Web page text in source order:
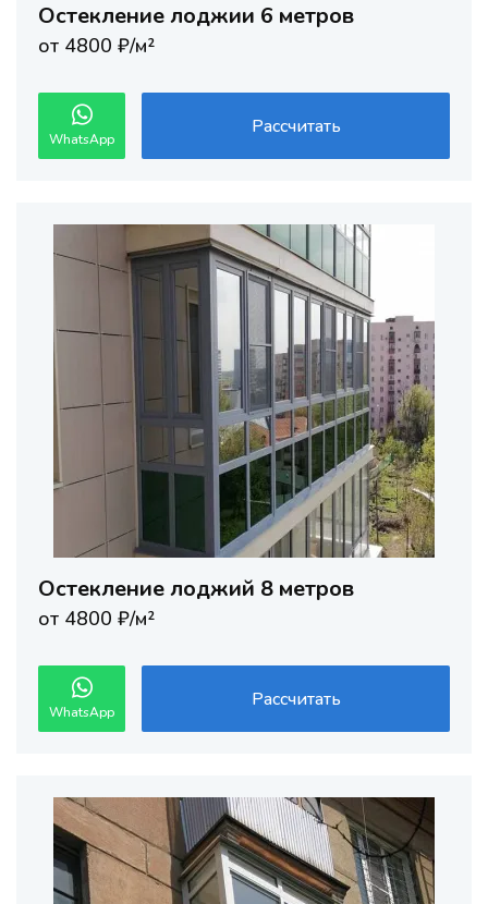
Остекление лоджии 6 метров
от 4800 ₽/м²
WhatsApp
Рассчитать
Остекление лоджий 8 метров
от 4800 ₽/м²
WhatsApp
Рассчитать